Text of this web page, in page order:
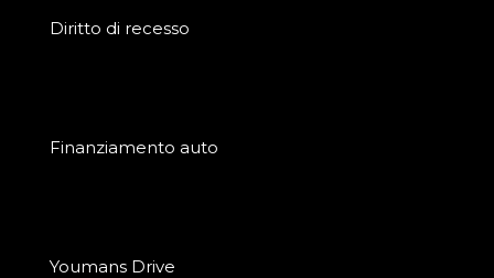
Diritto di recesso
Finanziamento auto
Youmans Drive